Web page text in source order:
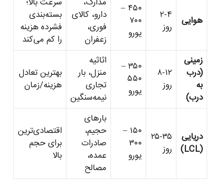
هوایی
۲-۴
روز
۴۵۰ –
۷۰۰
یورو
دارو، کالای
فوری،
زعفران
بسته‌بندی
فشرده هزینه
را کم می‌کند
زمینی
(درب
به
درب)
۸-۱۲
روز
۳۵۰ –
۵۵۰
یورو
اثاثیه
منزل، بار
تجاری
نیمه‌سنگین
بهترین تعادل
هزینه/زمان
دریایی
(LCL)
۲۵-۳۵
روز
۱۵۰ –
۳۰۰
یورو
بارهای
حجیم،
صادرات
عمده،
مصالح
اقتصادی‌ترین
برای حجم
بالا